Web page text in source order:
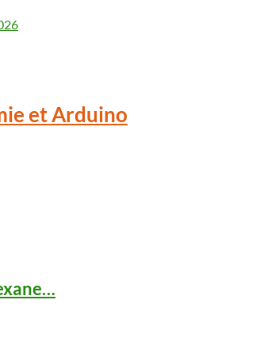
et Arduino